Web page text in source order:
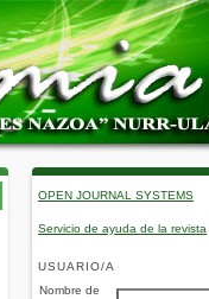
OPEN JOURNAL SYSTEMS
Servicio de ayuda de la revista
USUARIO/A
Nombre de